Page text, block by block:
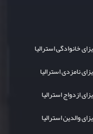
خانوادگی استرالیا
نامزدی استرالیا
ازدواج استرالیا
والدین استرالیا